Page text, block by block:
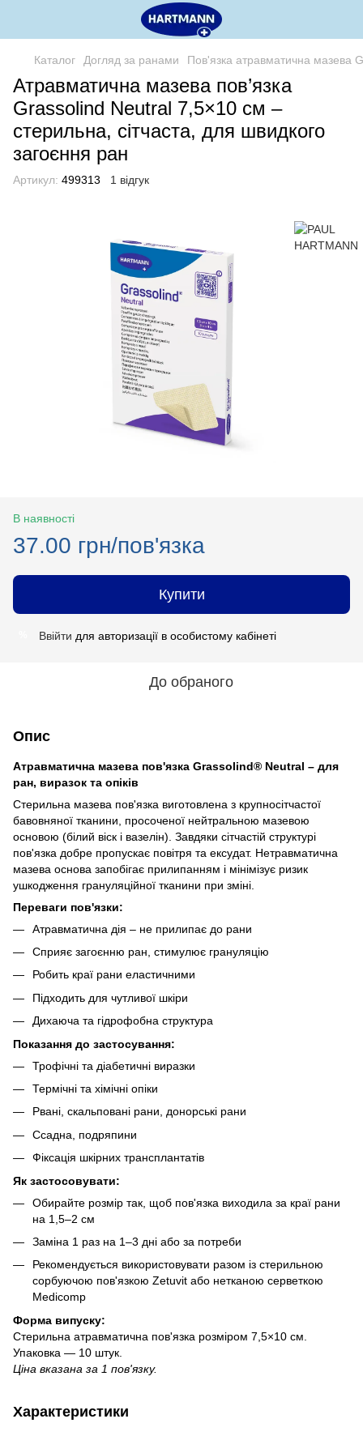
Каталог Догляд за ранами Пов'язка атравматична мазева
Атравматична мазева пов’язка
Grassolind Neutral 7,5×10 см –
стерильна, сітчаста, для швидкого
загоєння ран
Артикул: 499313 1 відгук
В наявності
37.00 грн/пов'язка
Купити
Ввійти для авторизації в особистому кабінеті
До обраного
Опис
Атравматична мазева пов'язка Grassolind® Neutral – для
ран, виразок та опіків
Стерильна мазева пов'язка виготовлена з крупносітчастої
бавовняної тканини, просоченої нейтральною мазевою
основою (білий віск і вазелін). Завдяки сітчастій структурі
пов'язка добре пропускає повітря та ексудат. Нетравматична
мазева основа запобігає прилипанням і мінімізує ризик
ушкодження грануляційної тканини при зміні.
Переваги пов'язки:
Атравматична дія – не прилипає до рани
Сприяє загоєнню ран, стимулює грануляцію
Робить краї рани еластичними
Підходить для чутливої шкіри
Дихаюча та гідрофобна структура
Показання до застосування:
Трофічні та діабетичні виразки
Термічні та хімічні опіки
Рвані, скальповані рани, донорські рани
Ссадна, подряпини
Фіксація шкірних трансплантатів
Як застосовувати:
Обирайте розмір так, щоб пов'язка виходила за краї рани
на 1,5–2 см
Заміна 1 раз на 1–3 дні або за потреби
Рекомендується використовувати разом із стерильною
сорбуючою пов'язкою Zetuvit або нетканою серветкою
Medicomp
Форма випуску:
Стерильна атравматична пов'язка розміром 7,5×10 см.
Упаковка — 10 штук.
Ціна вказана за 1 пов'язку.
Характеристики